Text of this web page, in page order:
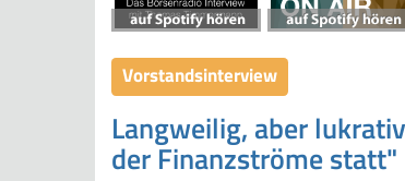
Vorstandsinterview
Langweilig, aber
der Finanzströme statt"